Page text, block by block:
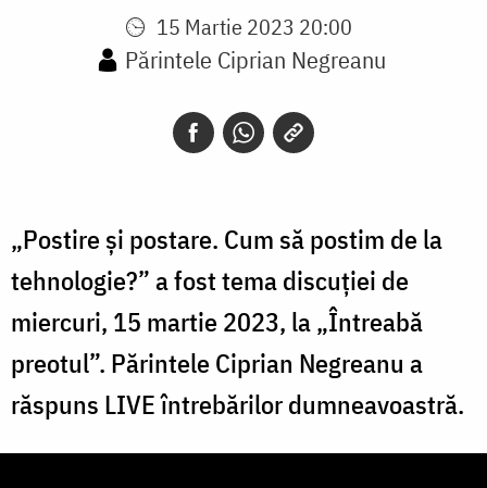
15 Martie 2023 20:00
Părintele Ciprian Negreanu
„Postire și postare. Cum să postim de la
tehnologie?” a fost tema discuției de
miercuri, 15 martie 2023, la „Întreabă
preotul”. Părintele Ciprian Negreanu a
răspuns LIVE întrebărilor dumneavoastră.